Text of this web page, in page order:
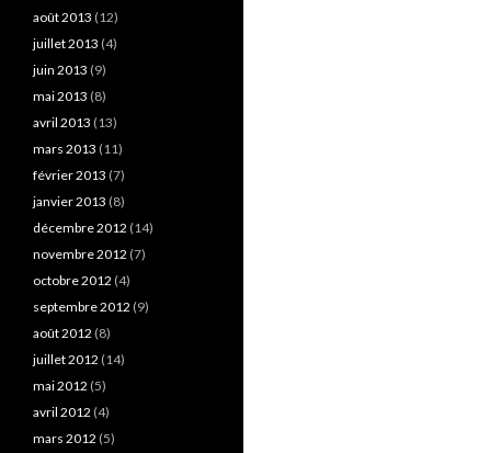
août 2013 (12)
juillet 2013 (4)
juin 2013 (9)
mai 2013 (8)
avril 2013 (13)
mars 2013 (11)
février 2013 (7)
janvier 2013 (8)
décembre 2012 (14)
novembre 2012 (7)
octobre 2012 (4)
septembre 2012 (9)
août 2012 (8)
juillet 2012 (14)
mai 2012 (5)
avril 2012 (4)
mars 2012 (5)